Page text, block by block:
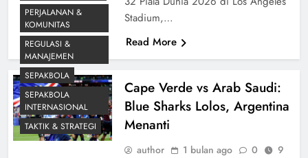
Stadium,…
Read More
PERJALANAN &
KOMUNITAS
REGULASI &
MANAJEMEN
SEPAKBOLA
SEPAKBOLA
INTERNASIONAL
TAKTIK & STRATEGI
Cape Verde vs Arab Saudi:
Blue Sharks Lolos, Argentina
Menanti
author 1 bulan ago 0
9